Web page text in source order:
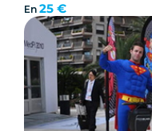
En 25 €